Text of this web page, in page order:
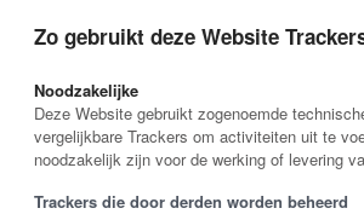
Zo gebruikt deze Website
Noodzakelijke
Deze Website gebruikt zogenoemde
vergelijkbare Trackers om activiteiten uit te
noodzakelijk zijn voor de werking of levering
Trackers die door derden worden beheerd